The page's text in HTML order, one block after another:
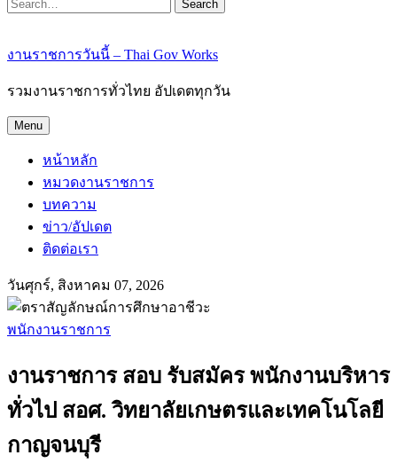
งานราชการวันนี้ – Thai Gov Works
รวมงานราชการทั่วไทย อัปเดตทุกวัน
Menu
หน้าหลัก
หมวดงานราชการ
บทความ
ข่าว/อัปเดต
ติดต่อเรา
วันศุกร์, สิงหาคม 07, 2026
พนักงานราชการ
งานราชการ สอบ รับสมัคร พนักงานบริหาร
ทั่วไป สอศ. วิทยาลัยเกษตรและเทคโนโลยี
กาญจนบุรี